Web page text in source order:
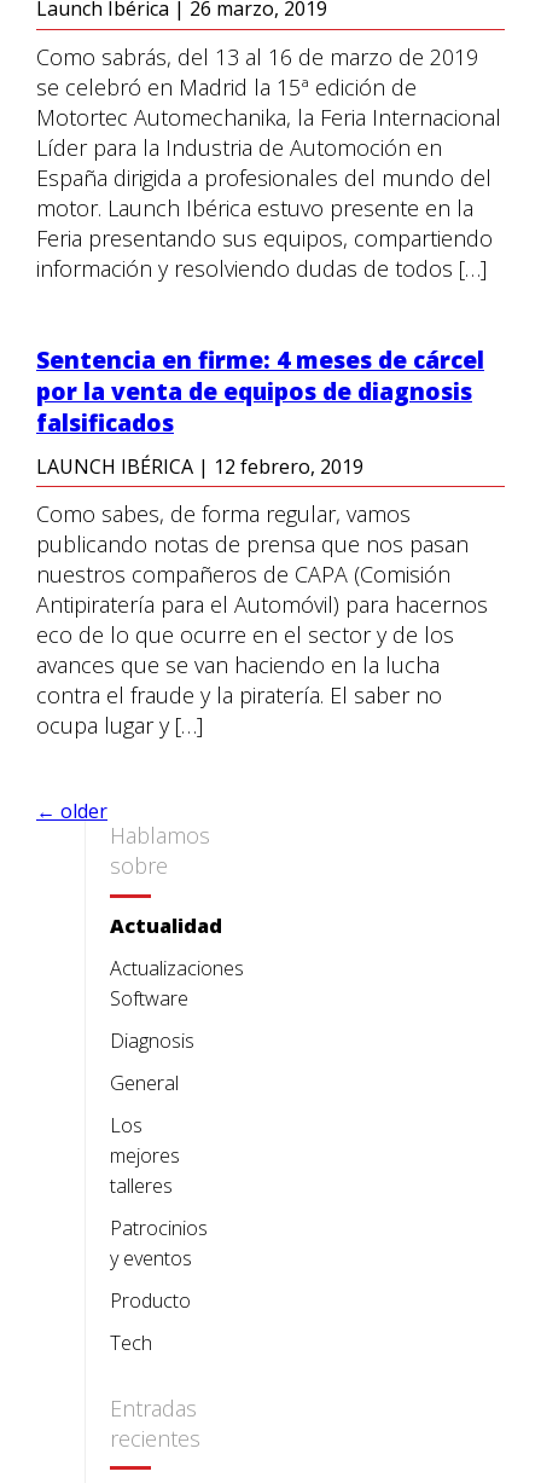
Launch Ibérica | 26 marzo, 2019
Como sabrás, del 13 al 16 de marzo de 2019
se celebró en Madrid la 15ª edición de
Motortec Automechanika, la Feria Internacional
Líder para la Industria de Automoción en
España dirigida a profesionales del mundo del
motor. Launch Ibérica estuvo presente en la
Feria presentando sus equipos, compartiendo
información y resolviendo dudas de todos […]
Sentencia en firme: 4 meses de cárcel
por la venta de equipos de diagnosis
falsificados
LAUNCH IBÉRICA | 12 febrero, 2019
Como sabes, de forma regular, vamos
publicando notas de prensa que nos pasan
nuestros compañeros de CAPA (Comisión
Antipiratería para el Automóvil) para hacernos
eco de lo que ocurre en el sector y de los
avances que se van haciendo en la lucha
contra el fraude y la piratería. El saber no
ocupa lugar y […]
← older
Hablamos
sobre
Actualidad
Actualizaciones
Software
Diagnosis
General
Los
mejores
talleres
Patrocinios
y eventos
Producto
Tech
Entradas
recientes